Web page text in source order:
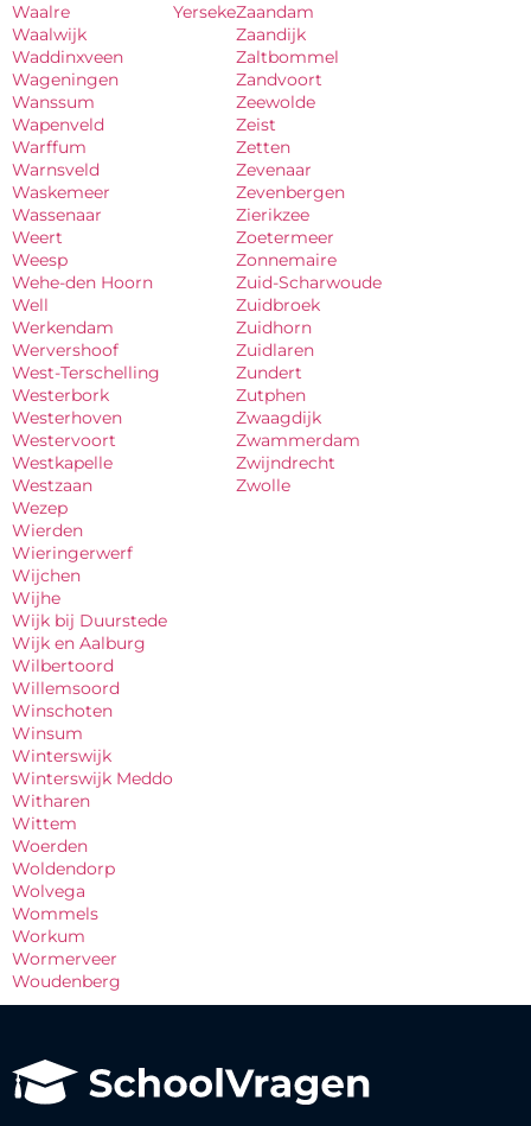
Waalre
Waalwijk
Waddinxveen
Wageningen
Wanssum
Wapenveld
Warffum
Warnsveld
Waskemeer
Wassenaar
Weert
Weesp
Wehe-den Hoorn
Well
Werkendam
Wervershoof
West-Terschelling
Westerbork
Westerhoven
Westervoort
Westkapelle
Westzaan
Wezep
Wierden
Wieringerwerf
Wijchen
Wijhe
Wijk bij Duurstede
Wijk en Aalburg
Wilbertoord
Willemsoord
Winschoten
Winsum
Winterswijk
Winterswijk Meddo
Witharen
Wittem
Woerden
Woldendorp
Wolvega
Wommels
Workum
Wormerveer
Woudenberg
YersekeZaandam
Zaandijk
Zaltbommel
Zandvoort
Zeewolde
Zeist
Zetten
Zevenaar
Zevenbergen
Zierikzee
Zoetermeer
Zonnemaire
Zuid-Scharwoude
Zuidbroek
Zuidhorn
Zuidlaren
Zundert
Zutphen
Zwaagdijk
Zwammerdam
Zwijndrecht
Zwolle